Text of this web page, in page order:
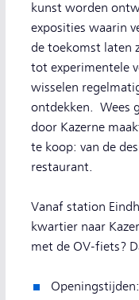
kunst worden
exposities waarin
de toekomst laten
tot experimentele
wisselen
ontdekken. Wees
door Kazerne
te koop: van de
restaurant.
Vanaf station
kwartier naar
met de OV-fiets?